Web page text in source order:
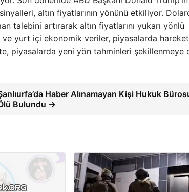
altın fiyatlarının yönünü etkiliyor.
talebini artırarak altın fiyatlarını yukarı yönlü
ve yurt içi ekonomik veriler, piyasalarda
piyasalarda yeni yön tahminleri şekillenmeye
Haber Alınamayan Kişi Hukuk
Bulundu →